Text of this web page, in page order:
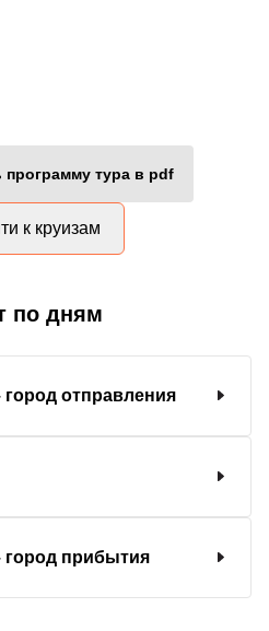
программу тура в pdf
к круизам
по дням
город отправления
город прибытия